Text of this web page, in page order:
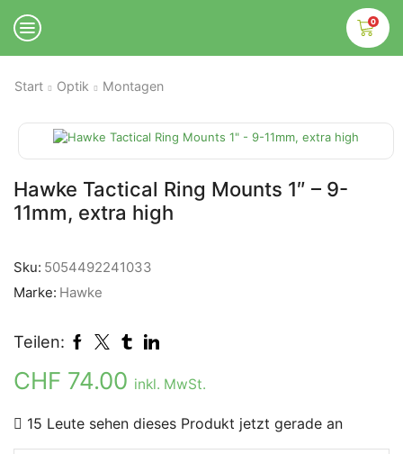
0
Start Optik Montagen
Hawke Tactical Ring Mounts 1″ – 9-
11mm, extra high
Sku: 5054492241033
Marke: Hawke
Teilen:
CHF 74.00 inkl. MwSt.
15 Leute sehen dieses Produkt jetzt gerade an